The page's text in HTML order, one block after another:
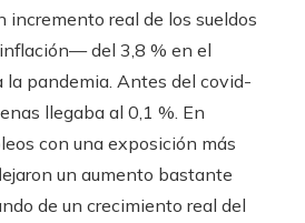
incremento real de los sueldos
del 3,8 % en el
la pandemia. Antes del covid-
llegaba al 0,1 %. En
con una exposición más
un aumento bastante
de un crecimiento real del